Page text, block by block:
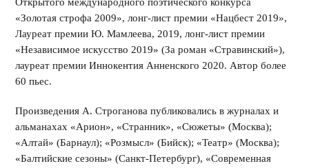
«Золотая строфа 2009», лонг-лист премии «Нацбест 2019»,
Лауреат премии Ю. Мамлеева, 2019, лонг-лист премии
«Независимое искусство 2019» (За роман «Стравинский»),
лауреат премии Иннокентия Анненского 2020. Автор более
60 пьес.
Произведения А. Строганова публиковались в журналах и
альманахах «Арион», «Странник», «Сюжеты» (Москва);
«Алтай» (Барнаул); «Розмысл» (Бийск); «Театр» (Москва);
«Балтийские сезоны» (Санкт-Петербург), «Современная